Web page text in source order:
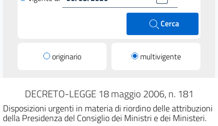
Cerca
originario multivigente
DECRETO-LEGGE 18 maggio 2006, n. 181
Disposizioni urgenti in materia di riordino delle attribuzioni
della Presidenza del Consiglio dei Ministri e dei Ministeri.